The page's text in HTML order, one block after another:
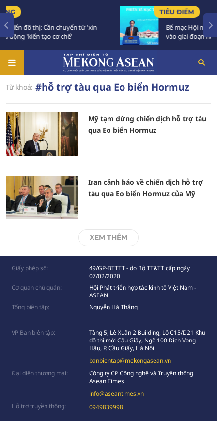
đô thị: Cần chuyển từ 'xin
'kiến tạo cơ chế'
TIÊU ĐIỂM
Bế mạc Hội nghị
vào giai đoạn hành
Từ khoá: #hỗ trợ tàu qua Eo biển Hormuz
Mỹ tạm dừng chiến dịch hỗ trợ tàu
qua Eo biển Hormuz
Iran cảnh báo về chiến dịch hỗ trợ
tàu qua Eo biển Hormuz của Mỹ
XEM THÊM
Giấy phép số:
49/GP-BTTTT - do Bộ TT&TT cấp ngày
07/02/2020
Cơ quan chủ quản:
Hội Phát triển hợp tác kinh tế Việt Nam -
ASEAN
Tổng biên tập:
Nguyễn Hà Thắng
VP Ban biên tập:
Tầng 5, Lê Xuân 2 Building, Lô C15/D21 Khu
đô thị mới Cầu Giấy, Ngõ 100 Dịch Vọng
Hâụ, P. Cầu Giấy, Hà Nội
banbientap@mekongasean.vn
Đại diện thương mại:
Công ty CP Công nghệ và Truyền thông
Asean Times
info@aseantimes.vn
Hỗ trợ truyền thông:
0949839998